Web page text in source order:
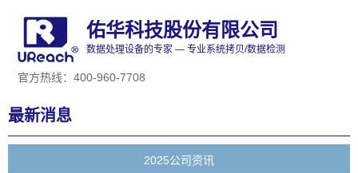
佑华科技股份有限公司
数据处理设备的专家 — 专业系统拷贝/数据检测
官方热线：400-960-7708
最新消息
2025公司资讯